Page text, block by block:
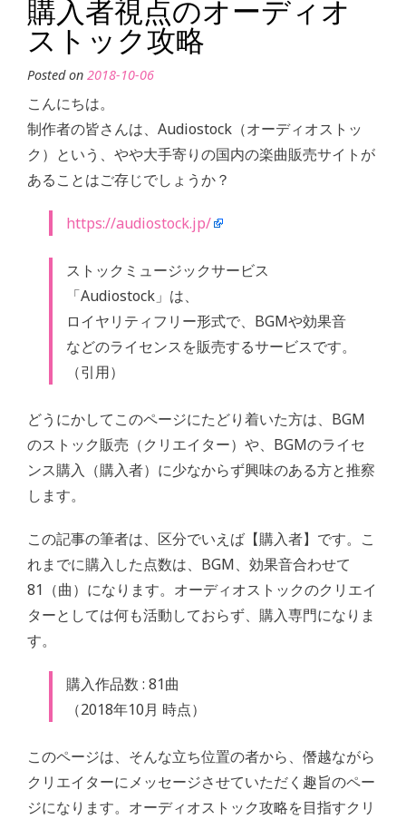
は、
ど
れ
ら
い
が
切
の
か”
購入者視点のオーディオ
ストック攻略
Posted on 2018-10-06
こんにちは。
制作者の皆さんは、Audiostock（オーディオストッ
ク）という、やや大手寄りの国内の楽曲販売サイトが
あることはご存じでしょうか？
https://audiostock.jp/
ストックミュージックサービス
「Audiostock」は、
ロイヤリティフリー形式で、BGMや効果音
などのライセンスを販売するサービスです。
（引用）
どうにかしてこのページにたどり着いた方は、BGM
のストック販売（クリエイター）や、BGMのライセ
ンス購入（購入者）に少なからず興味のある方と推察
します。
この記事の筆者は、区分でいえば【購入者】です。こ
れまでに購入した点数は、BGM、効果音合わせて
81（曲）になります。オーディオストックのクリエイ
ターとしては何も活動しておらず、購入専門になりま
す。
購入作品数 : 81曲
（2018年10月 時点）
このページは、そんな立ち位置の者から、僭越ながら
クリエイターにメッセージさせていただく趣旨のペー
ジになります。オーディオストック攻略を目指すクリ